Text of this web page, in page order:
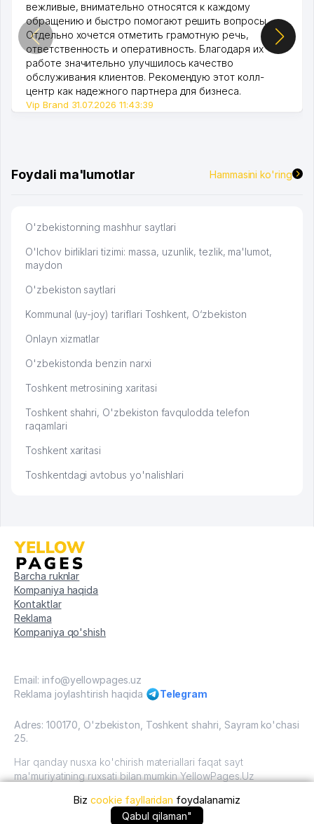
вежливые, внимательно относятся к каждому
обращению и быстро помогают решить вопросы.
Отдельно хочется отметить грамотную речь,
ответственность и оперативность. Благодаря их
работе значительно улучшилось качество
обслуживания клиентов. Рекомендую этот колл-
центр как надежного партнера для бизнеса.
Vip Brand 31.07.2026 11:43:39
Foydali ma'lumotlar Hammasini ko'ring
O'zbekistonning mashhur saytlari
O'lchov birliklari tizimi: massa, uzunlik, tezlik, ma'lumot,
maydon
O'zbekiston saytlari
Kommunal (uy-joy) tariflari Toshkent, O‘zbekiston
Onlayn xizmatlar
O'zbekistonda benzin narxi
Toshkent metrosining xaritasi
Toshkent shahri, O'zbekiston favqulodda telefon
raqamlari
Toshkent xaritasi
Toshkentdagi avtobus yo'nalishlari
Barcha ruknlar
Kompaniya haqida
Kontaktlar
Reklama
Kompaniya qo'shish
Email: info@yellowpages.uz
Reklama joylashtirish haqida
Telegram
Adres: 100170, O'zbekiston, Toshkent shahri, Sayram ko'chasi
25.
Har qanday nusxa ko'chirish materiallari faqat sayt
ma'muriyatining ruxsati bilan mumkin YellowPages.Uz
O'zbekiston, 2009 - 2026 / O'zbekiston "sariq
sahifalar"mualliflik huquqi. Barcha huquqlar himoyalangan.
Bizcookie fayllaridan foydalanamiz
Qabul qilaman"